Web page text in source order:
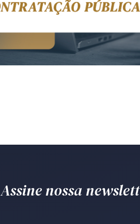
Assine nossa